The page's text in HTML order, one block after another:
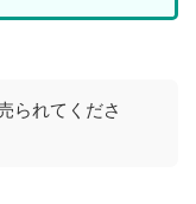
られてくださ